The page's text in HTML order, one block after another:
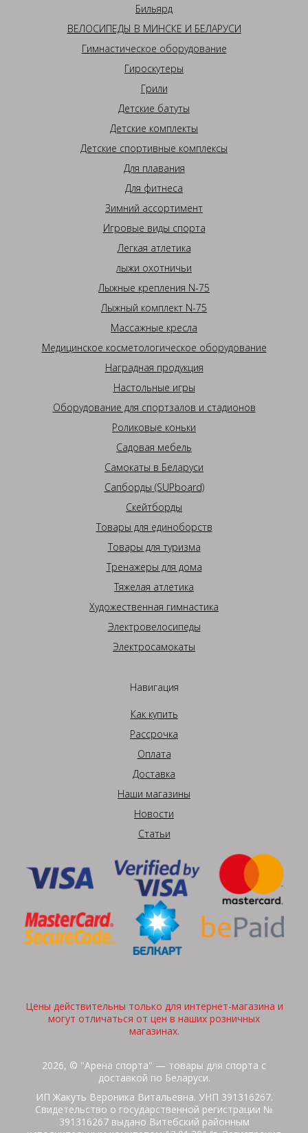
Бильярд
ВЕЛОСИПЕДЫ В МИНСКЕ И БЕЛАРУСИ
Гимнастическое оборудование
Гироскутеры
Грили
Детские батуты
Детские комплекты
Детские спортивные комплексы
Для плавания
Для фитнеса
Зимний ассортимент
Игровые виды спорта
Легкая атлетика
лыжи охотничьи
Лыжные крепления N-75
Лыжный комплект N-75
Массажные кресла
Медицинское косметологическое оборудование
Наградная продукция
Настольные игры
Оборудование для спортзалов и стадионов
Роликовые коньки
Садовая мебель
Самокаты в Беларуси
Сапборды (SUPboard)
Скейтборды
Товары для единоборств
Товары для туризма
Тренажеры для дома
Тяжелая атлетика
Художественная гимнастика
Электровелосипеды
Электросамокаты
Навигация
Как купить
Рассрочка
Оплата
Доставка
Наши магазины
Новости
Статьи
Цены действительны только для интернет-магазина и
могут отличаться от цен в наших розничных
магазинах.
2026, © "Арена спорта" — товары для спорта с
доставкой по Беларуси.
ИП Жакуть Вероника Витальевна. УНП 391316267.
Свидетельство о государственной регистрации №
391316267 выдано Витебский районным